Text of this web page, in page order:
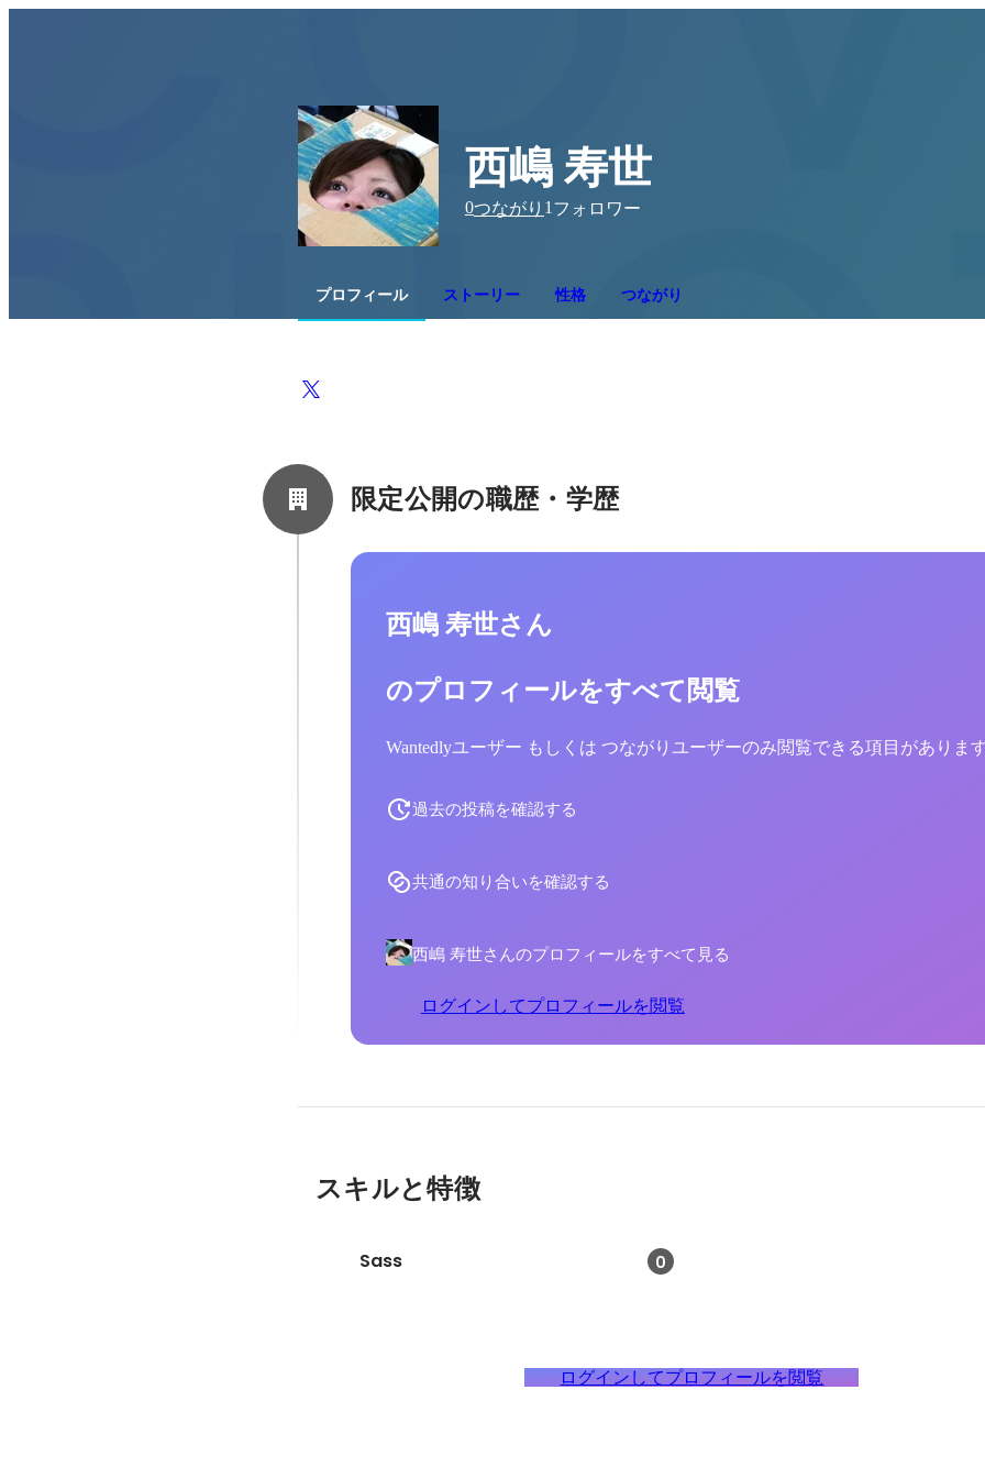
西嶋 寿世
0つながり 1 フォロワー
プロフィール ストーリー 性格 つながり
限定公開の職歴・学歴
西嶋 寿世さん
のプロフィールをすべて閲覧
Wantedlyユーザー もしくは つながりユーザーのみ閲覧できる項目がありま
過去の投稿を確認する
共通の知り合いを確認する
西嶋 寿世さんのプロフィールをすべて見る
ログインしてプロフィールを閲覧
スキルと特徴
Sass 0
ログインしてプロフィールを閲覧